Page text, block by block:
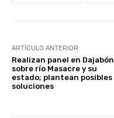
ARTÍCULO ANTERIOR
Realizan panel en Dajabón
sobre río Masacre y su
estado; plantean posibles
soluciones